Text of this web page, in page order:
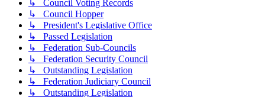
↳ Council Voting Records
↳ Council Hopper
↳ President's Legislative Office
↳ Passed Legislation
↳ Federation Sub-Councils
↳ Federation Security Council
↳ Outstanding Legislation
↳ Federation Judiciary Council
↳ Outstanding Legislation